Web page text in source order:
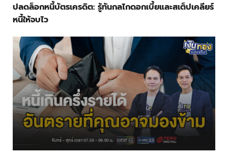
ปลดล็อกหนี้บัตรเครดิต: รู้ทันกลไกดอกเบี้ยและสเต็ปเคลียร์
หนี้ให้จบไว